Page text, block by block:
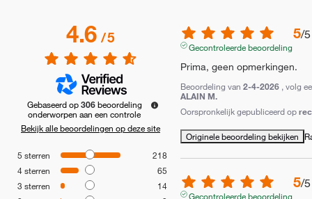
4.6/5
Gebaseerd op306 beoordeling
onderworpen aan een controle
Bekijk alle beoordelingen op deze site
5 sterren
218
4sterren
65
3 sterren
14
5/5
Gecontroleerde beoordeling
Prima, geen opmerkingen.
Beoordeling van 2-4-2026 , volg
ALAIN M.
Oorspronkelijk gepubliceerd op
Originele beoordeling bekijken
5/5
Gecontroleerde beoordeling